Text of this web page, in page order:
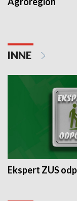
INNE
Ekspert ZUS